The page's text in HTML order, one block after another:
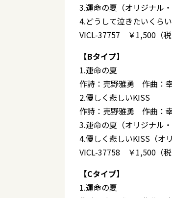
3.運命の夏（オリジナル・
4.どうして泣きたいくら
VICL-37757 ￥1,500（税
【Bタイプ】
1.運命の夏
作詩：売野雅勇 作曲：
2.優しく悲しいKISS
作詩：売野雅勇 作曲：
3.運命の夏（オリジナル・
4.優しく悲しいKISS（オ
VICL-37758 ￥1,500（税
【Cタイプ】
1.運命の夏